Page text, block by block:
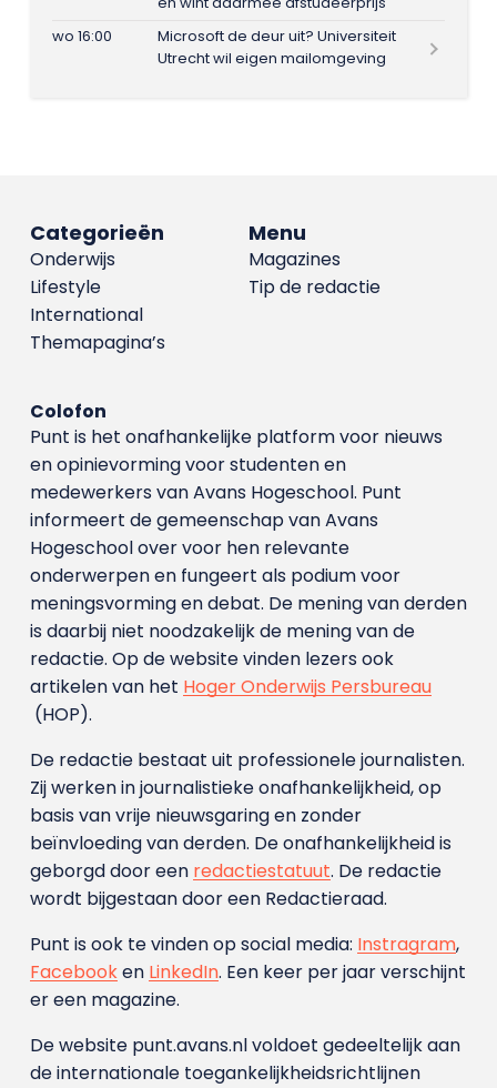
wo 16:00
Microsoft de deur uit? Universiteit
Utrecht wil eigen mailomgeving
Menu
Magazines
Tip de redactie
Categorieën
Onderwijs
Lifestyle
International
Themapagina’s
Colofon
Punt is het onafhankelijke platform voor nieuws
en opinievorming voor studenten en
medewerkers van Avans Hoge­school. Punt
informeert de gemeenschap van Avans
Hogeschool over voor hen relevante
onderwerpen en fungeert als podium voor
meningsvorming en debat. De mening van derden
is daarbij niet noodzakelijk de mening van de
redactie. Op de website vinden lezers ook
artikelen van het Hoger Onderwijs Persbureau
(HOP).
De redactie bestaat uit professionele journalisten.
Zij werken in journalistieke onafhankelijkheid, op
basis van vrije nieuwsgaring en zonder
beïnvloeding van derden. De onafhankelijkheid is
geborgd door een redactiestatuut. De redactie
wordt bijgestaan door een Redactieraad.
Punt is ook te vinden op social media: Instragram,
Facebooken LinkedIn. Een keer per jaar verschijnt
er een magazine.
De website punt.avans.nl voldoet gedeeltelijk aan
de internationale toegankelijkheidsrichtlijnen